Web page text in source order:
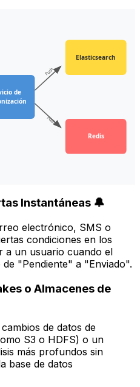
de
Elasticsearch
Redis
Push
Push
Instantáneas 🔔
electrónico, SMS o
condiciones en los
a un usuario cuando el
"Pendiente" a "Enviado".
o Almacenes de
de datos de
S3 o HDFS) o un
más profundos sin
base de datos